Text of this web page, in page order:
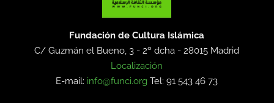
Fundación de Cultura Islámica
C/ Guzmán el Bueno, 3 - 2º dcha -28015 Madrid
Localización
E-mail: info@funci.org Tel: 91 543 46 73